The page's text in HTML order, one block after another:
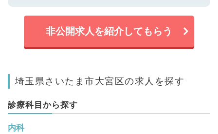
非公開求人を紹介してもらう
埼玉県さいたま市大宮区の求人を探す
診療科目から探す
内科